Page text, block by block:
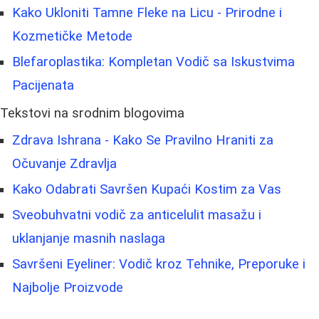
Kako Ukloniti Tamne Fleke na Licu - Prirodne i
Kozmetičke Metode
Blefaroplastika: Kompletan Vodič sa Iskustvima
Pacijenata
Tekstovi na srodnim blogovima
Zdrava Ishrana - Kako Se Pravilno Hraniti za
Očuvanje Zdravlja
Kako Odabrati Savršen Kupaći Kostim za Vas
Sveobuhvatni vodič za anticelulit masažu i
uklanjanje masnih naslaga
Savršeni Eyeliner: Vodič kroz Tehnike, Preporuke i
Najbolje Proizvode